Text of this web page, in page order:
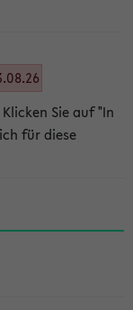
Sie auf "In
für diese